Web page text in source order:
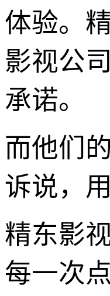
体验。
影视公
承诺。
而他们
诉说，
精东影
每一次